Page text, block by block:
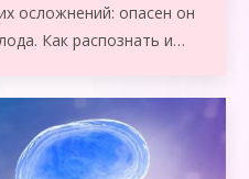
осложнений: опасен он
Как распознать и…